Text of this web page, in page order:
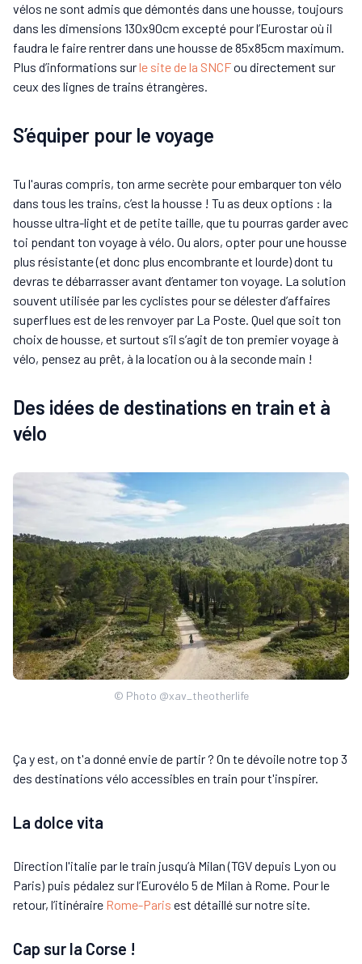
vélos ne sont admis que démontés dans une housse, toujours
dans les dimensions 130x90cm excepté pour l’Eurostar où il
faudra le faire rentrer dans une housse de 85x85cm maximum.
Plus d’informations surle site de la SNCFou directement sur
ceux des lignes de trains étrangères.
S’équiper pour le voyage
Tu l'auras compris, ton arme secrète pour embarquer ton vélo
dans tous les trains, c’est la housse ! Tu as deux options : la
housse ultra-light et de petite taille, que tu pourras garder avec
toi pendant ton voyage à vélo. Ou alors, opter pour une housse
plus résistante (et donc plus encombrante et lourde) dont tu
devras te débarrasser avant d’entamer ton voyage. La solution
souvent utilisée par les cyclistes pour se délester d’affaires
superflues est de les renvoyer par La Poste. Quel que soit ton
choix de housse, et surtout s’il s’agit de ton premier voyage à
vélo, pensez au prêt, à la location ou à la seconde main !
Des idées de destinations en train et à
vélo
© Photo @xav_theotherlife
Ça y est, on t'a donné envie de partir ? On te dévoile notre top 3
des destinations vélo accessibles en train pour t'inspirer.
La dolce vita
Direction l'italie par le train jusqu’à Milan (TGV depuis Lyon ou
Paris) puis pédalez sur l’Eurovélo 5 de Milan à Rome. Pour le
retour, l’itinéraire Rome-Paris est détaillé sur notre site.
Cap sur la Corse !